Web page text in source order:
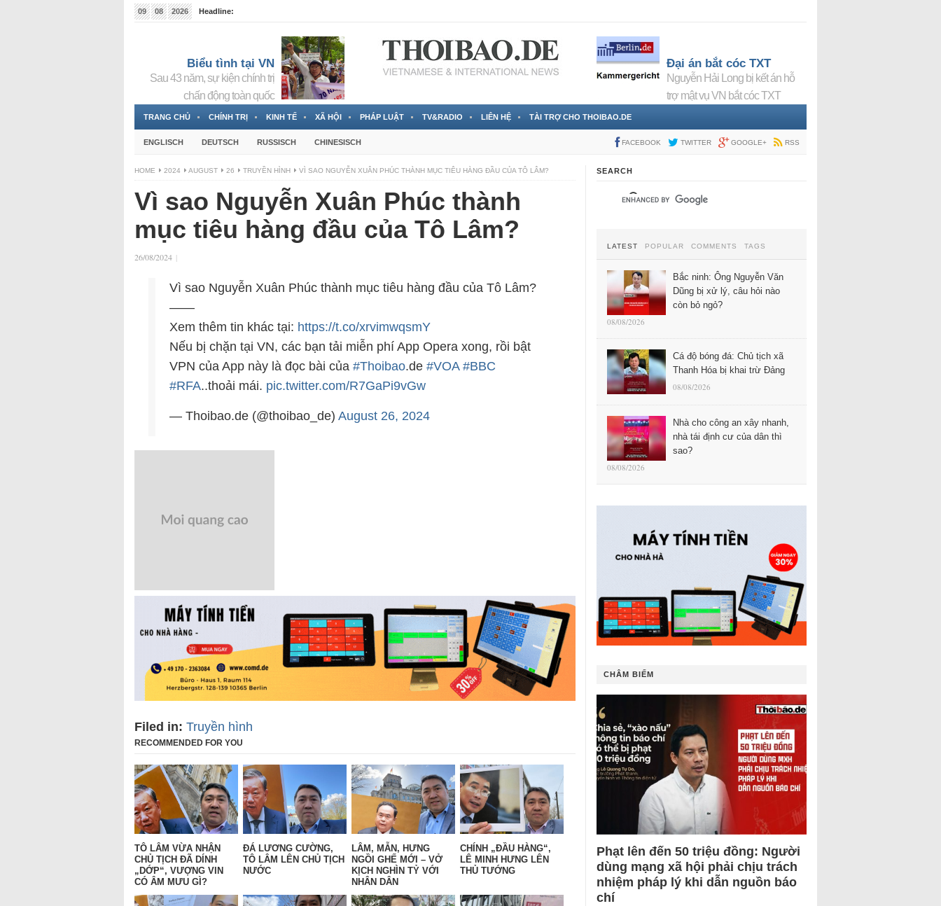
09 08 2026
Headline:
Biểu tình tại VN
Sau 43 năm, sự kiện chính trị
chấn động toàn quốc
Đại án bắt cóc TXT
Nguyễn Hải Long bị kết án hỗ
trợ mật vụ VN bắt cóc TXT
TRANG CHỦ CHÍNH TRỊ KINH TẾ XÃ HỘI PHÁP LUẬT TV&RADIO LIÊN HỆ TÀI TRỢ CHO THOIBAO.DE
ENGLISCH DEUTSCH RUSSISCH CHINESISCH FACEBOOK TWITTER GOOGLE+ RSS
HOME 2024 AUGUST 26 TRUYỀN HÌNH VÌ SAO NGUYỄN XUÂN PHÚC THÀNH MỤC TIÊU HÀNG ĐẦU CỦA TÔ LÂM?
Vì sao Nguyễn Xuân Phúc thành
mục tiêu hàng đầu của Tô Lâm?
26/08/2024 |
Vì sao Nguyễn Xuân Phúc thành mục tiêu hàng đầu của Tô Lâm?
——
Xem thêm tin khác tại: https://t.co/xrvimwqsmY
Nếu bị chặn tại VN, các bạn tải miễn phí App Opera xong, rồi bật
VPN của App này là đọc bài của #Thoibao.de #VOA #BBC
#RFA..thoải mái. pic.twitter.com/R7GaPi9vGw
— Thoibao.de (@thoibao_de) August 26, 2024
Filed in: Truyền hình
RECOMMENDED FOR YOU
TÔ LÂM VỪA NHẬN
CHỦ TỊCH ĐÃ DÍNH
„DỚP“, VƯỢNG VIN
CÓ ÂM MƯU GÌ?
ĐÁ LƯƠNG CƯỜNG,
TÔ LÂM LÊN CHỦ TỊCH
NƯỚC
LÂM, MẪN, HƯNG
NGỒI GHẾ MỚI – VỞ
KỊCH NGHÌN TỶ VỚI
NHÂN DÂN
CHÍNH „ĐẦU HÀNG“,
LÊ MINH HƯNG LÊN
THỦ TƯỚNG
SEARCH
LATEST POPULAR COMMENTS TAGS
Bắc ninh: Ông Nguyễn Văn
Dũng bị xử lý, câu hỏi nào
còn bỏ ngỏ?
08/08/2026
Cá độ bóng đá: Chủ tịch xã
Thanh Hóa bị khai trừ Đảng
08/08/2026
Nhà cho công an xây nhanh,
nhà tái định cư của dân thì
sao?
08/08/2026
CHÂM BIẾM
Phạt lên đến 50 triệu đồng: Người
dùng mạng xã hội phải chịu trách
nhiệm pháp lý khi dẫn nguồn báo
chí